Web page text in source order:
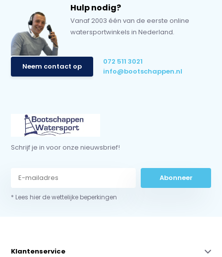
Hulp nodig?
Vanaf 2003 één van de eerste online
watersportwinkels in Nederland.
Neem contact op
072 511 3021
info@bootschappen.nl
Schrijf je in voor onze nieuwsbrief!
Abonneer
* Lees hier de wettelijke beperkingen
Klantenservice